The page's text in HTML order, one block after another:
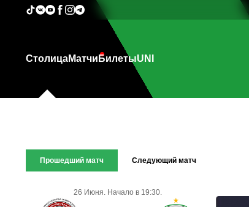
СтолицаМатчи БилетыUNI
Прошедший матч Следующий матч
26 Июня. Начало в 19:30.